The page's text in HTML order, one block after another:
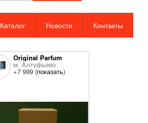
Каталог Новости Контакты
Original Parfum
м. Алтуфьево
+7 999 (показать)